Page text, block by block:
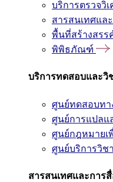
บริการตรวจวิ
สารสนเทศแล
พื้นที่สร้างสรร
พิพิธภัณฑ์
บริการทดสอบและวิ
ศูนย์ทดสอบทา
ศูนย์การแปลแ
ศูนย์กฎหมายเ
ศูนย์บริการวิช
สารสนเทศและการ